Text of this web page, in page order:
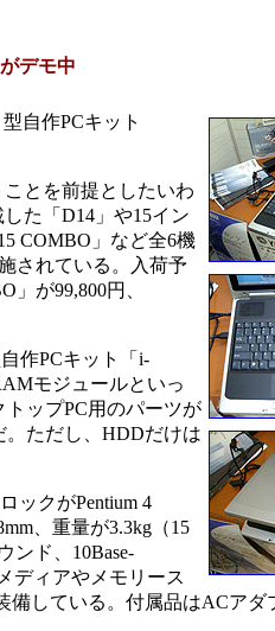
デモ中
自作PCキット
とを前提としたいわ
た「D14」や15イン
COMBO」など全6機
されている。入荷予
が99,800円、
作PCキット「i-
モジュールといっ
ップPC用のパーツが
。ただし、HDDだけは
ックがPentium 4
、重量が3.3kg（15
ンド、10Base-
ディアやメモリース
している。付属品はACアダ